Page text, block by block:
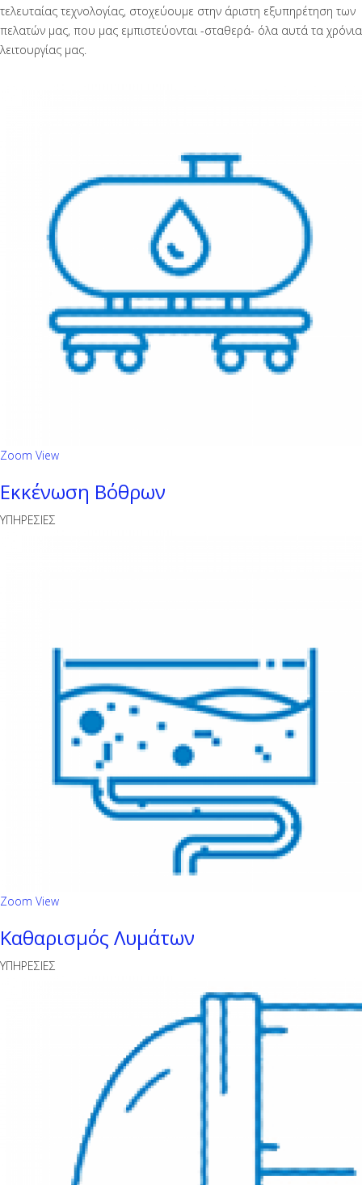
τελευταίας τεχνολογίας, στοχεύουμε στην άριστη εξυπηρέτηση των
πελατών μας, που μας εμπιστεύονται -σταθερά- όλα αυτά τα χρόνια
λειτουργίας μας.
Zoom View
Εκκένωση Βόθρων
ΥΠΗΡΕΣΙΕΣ
Zoom View
Καθαρισμός Λυμάτων
ΥΠΗΡΕΣΙΕΣ